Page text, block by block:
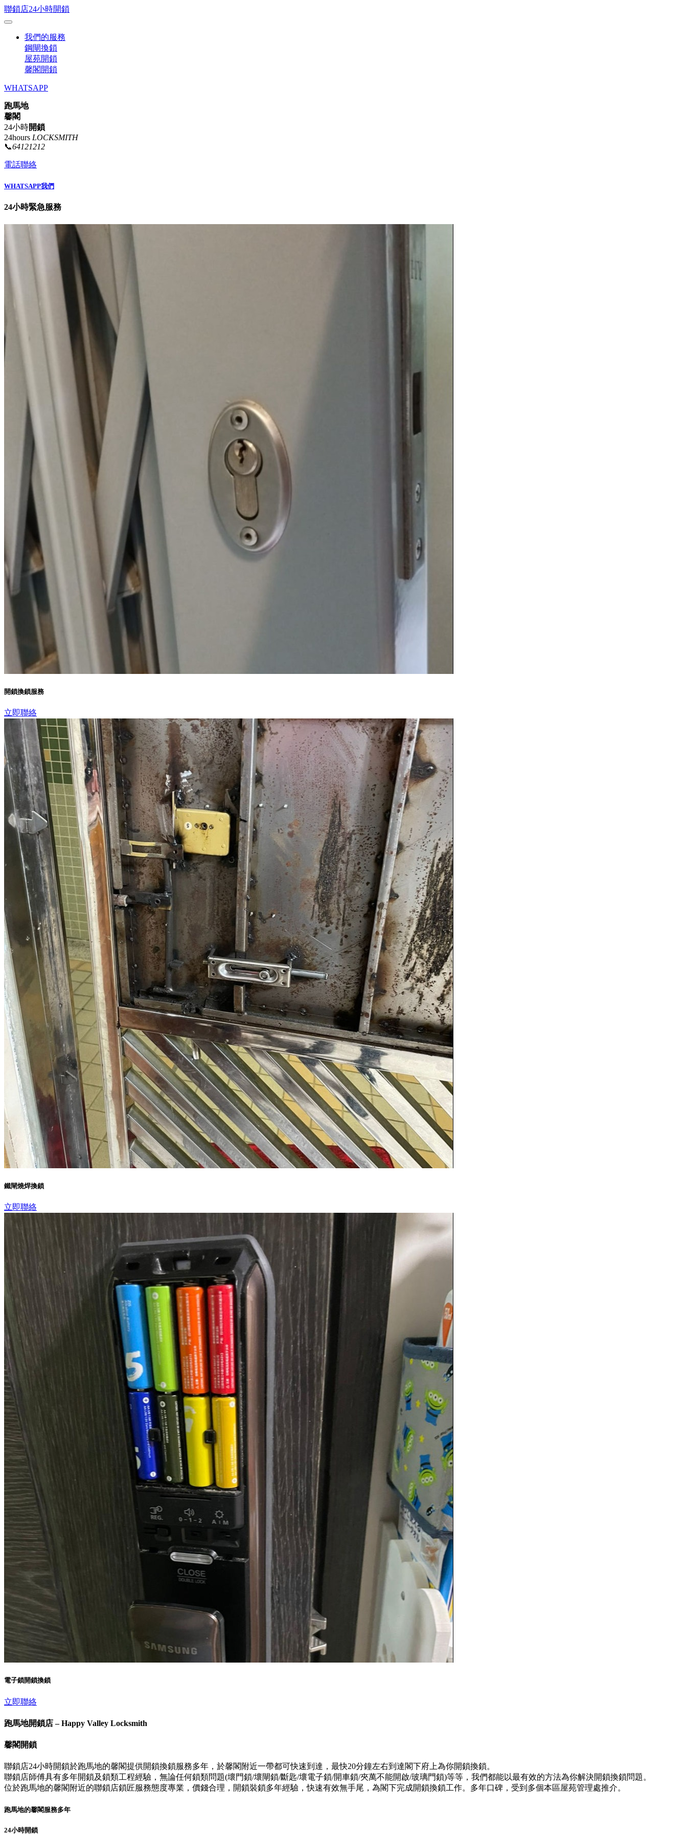
聯鎖店24小時開鎖
我們的服務
鋼閘換鎖
屋苑開鎖
馨閣開鎖
WHATSAPP
跑馬地
馨閣
24小時開鎖
24hours LOCKSMITH
📞64121212
電話聯絡
WHATSAPP我們
24小時緊急服務
開鎖換鎖服務
立即聯絡
鐵閘燒焊換鎖
立即聯絡
電子鎖開鎖換鎖
立即聯絡
跑馬地開鎖店 – Happy Valley Locksmith
馨閣開鎖
聯鎖店24小時開鎖於跑馬地的馨閣提供開鎖換鎖服務多年，於馨閣附近一帶都可快速到達，最快20分鐘左右到達閣下府上為你開鎖換鎖。
聯鎖店師傅具有多年開鎖及鎖類工程經驗，無論任何鎖類問題(壞門鎖/壞閘鎖/斷匙/壞電子鎖/開車鎖/夾萬不能開啟/玻璃門鎖)等等，我們都能以最有效的方法為你解決開鎖換鎖問題。
位於跑馬地的馨閣附近的聯鎖店鎖匠服務態度專業，價錢合理，開鎖裝鎖多年經驗，快速有效無手尾，為閣下完成開鎖換鎖工作。多年口碑，受到多個本區屋苑管理處推介。
跑馬地的馨閣服務多年
24小時開鎖